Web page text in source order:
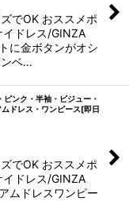
でOK おススメポ
イドレス/GINZA
に金ボタンがオシ
ンベ…
ンク・半袖・ビジュー・
ドレス・ワンピース[即日
でOK おススメポ
イドレス/GINZA
ムドレスワンピー